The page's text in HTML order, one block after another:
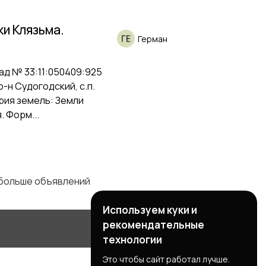
Клязьма.
№ 33:11:050409:925
н Судогодский, с.п.
земель: Земли
Форм...
Герман
объявлений
Используем куки и
рекомендательные
технологии
Это чтобы сайт работал лучше.